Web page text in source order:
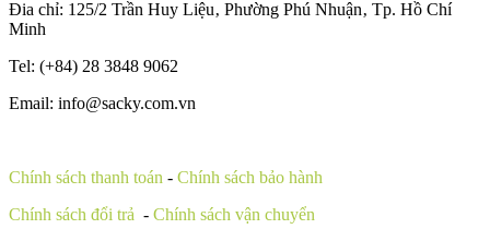
Đia chỉ: 125/2 Trần Huy Liệu‚ Phường Phú Nhuận‚ Tp. Hồ Chí
Minh
Tel: (+84) 28 3848 9062
Email: info@sacky.com.vn
Chính sách thanh toán - Chính sách bảo hành
Chính sách đổi trả - Chính sách vận chuyển